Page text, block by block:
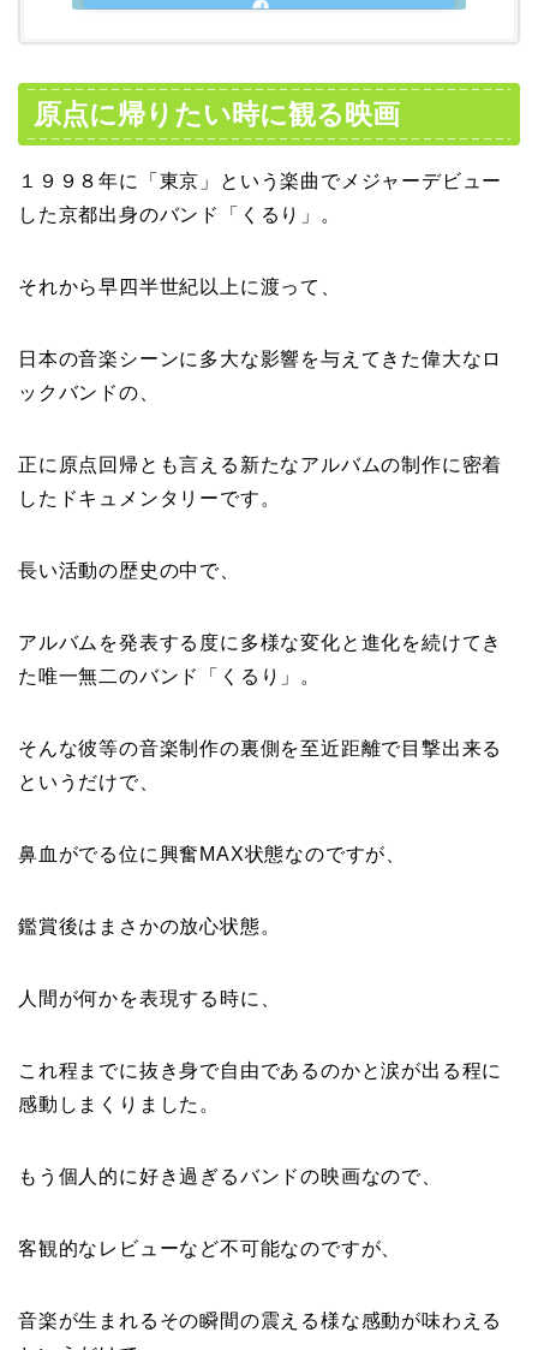
原点に帰りたい時に観る映画
１９９８年に「東京」という楽曲でメジャーデビュー
した京都出身のバンド「くるり」。
それから早四半世紀以上に渡って、
日本の音楽シーンに多大な影響を与えてきた偉大なロ
ックバンドの、
正に原点回帰とも言える新たなアルバムの制作に密着
したドキュメンタリーです。
長い活動の歴史の中で、
アルバムを発表する度に多様な変化と進化を続けてき
た唯一無二のバンド「くるり」。
そんな彼等の音楽制作の裏側を至近距離で目撃出来る
というだけで、
鼻血がでる位に興奮MAX状態なのですが、
鑑賞後はまさかの放心状態。
人間が何かを表現する時に、
これ程までに抜き身で自由であるのかと涙が出る程に
感動しまくりました。
もう個人的に好き過ぎるバンドの映画なので、
客観的なレビューなど不可能なのですが、
音楽が生まれるその瞬間の震える様な感動が味わえる